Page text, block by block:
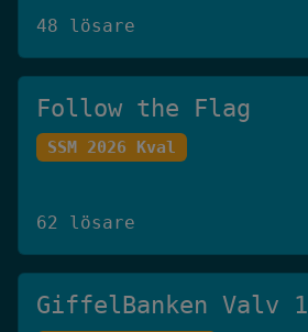
48 lösare
Follow the Flag
SSM 2026 Kval
62 lösare
GiffelBanken Valv 1